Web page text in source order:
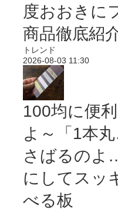
度おおきに
商品徹底紹
トレンド
2026-08-03 11:30
100均に便
よ～「1本
さばるのよ
にしてスッ
べる板